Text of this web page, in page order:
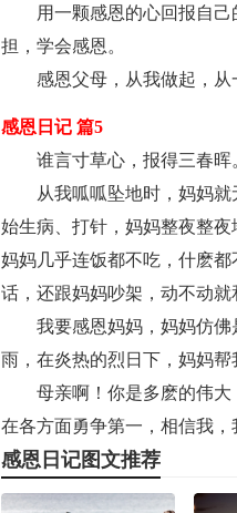
用一颗感恩的心回报自
担，学会感恩。
感恩父母，从我做起，从
感恩日记 篇5
谁言寸草心，报得三春晖
从我呱呱坠地时，妈妈
始生病、打针，妈妈整夜整
妈妈几乎连饭都不吃，什麽
话，还跟妈妈吵架，动不动就
我要感恩妈妈，妈妈仿
雨，在炎热的烈日下，妈妈
母亲啊！你是多麽的伟
在各方面勇争第一，相信我，
感恩日记图文推荐